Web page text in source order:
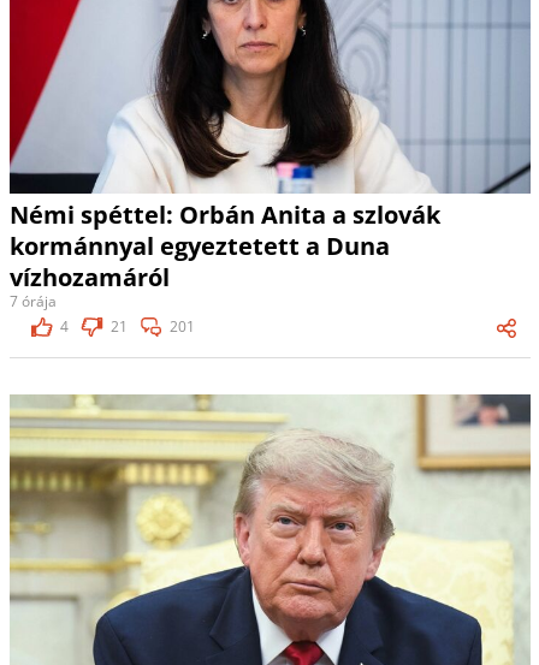
Némi spéttel: Orbán Anita a szlovák
kormánnyal egyeztetett a Duna
vízhozamáról
7 órája
4
21 201